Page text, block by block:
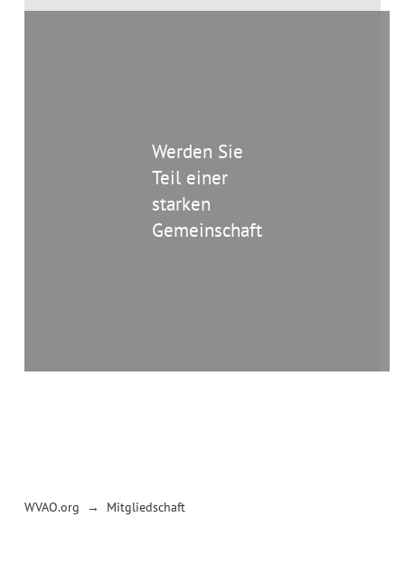
Werden Sie
Teil einer
starken
Gemeinschaft
WVAO.org → Mitgliedschaft